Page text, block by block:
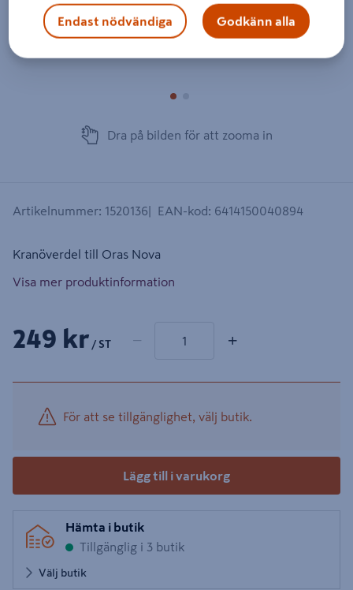
Dra på bilden för att zooma in
Artikelnummer: 1520136 EAN-kod: 6414150040894
Kranöverdel till Oras Nova
Visa mer produktinformation
249 kr / ST − +
För att se tillgänglighet, välj butik.
Lägg till i varukorg
Hämta i butik
Tillgänglig i 3 butik
Välj butik
Endast nödvändiga Godkänn alla